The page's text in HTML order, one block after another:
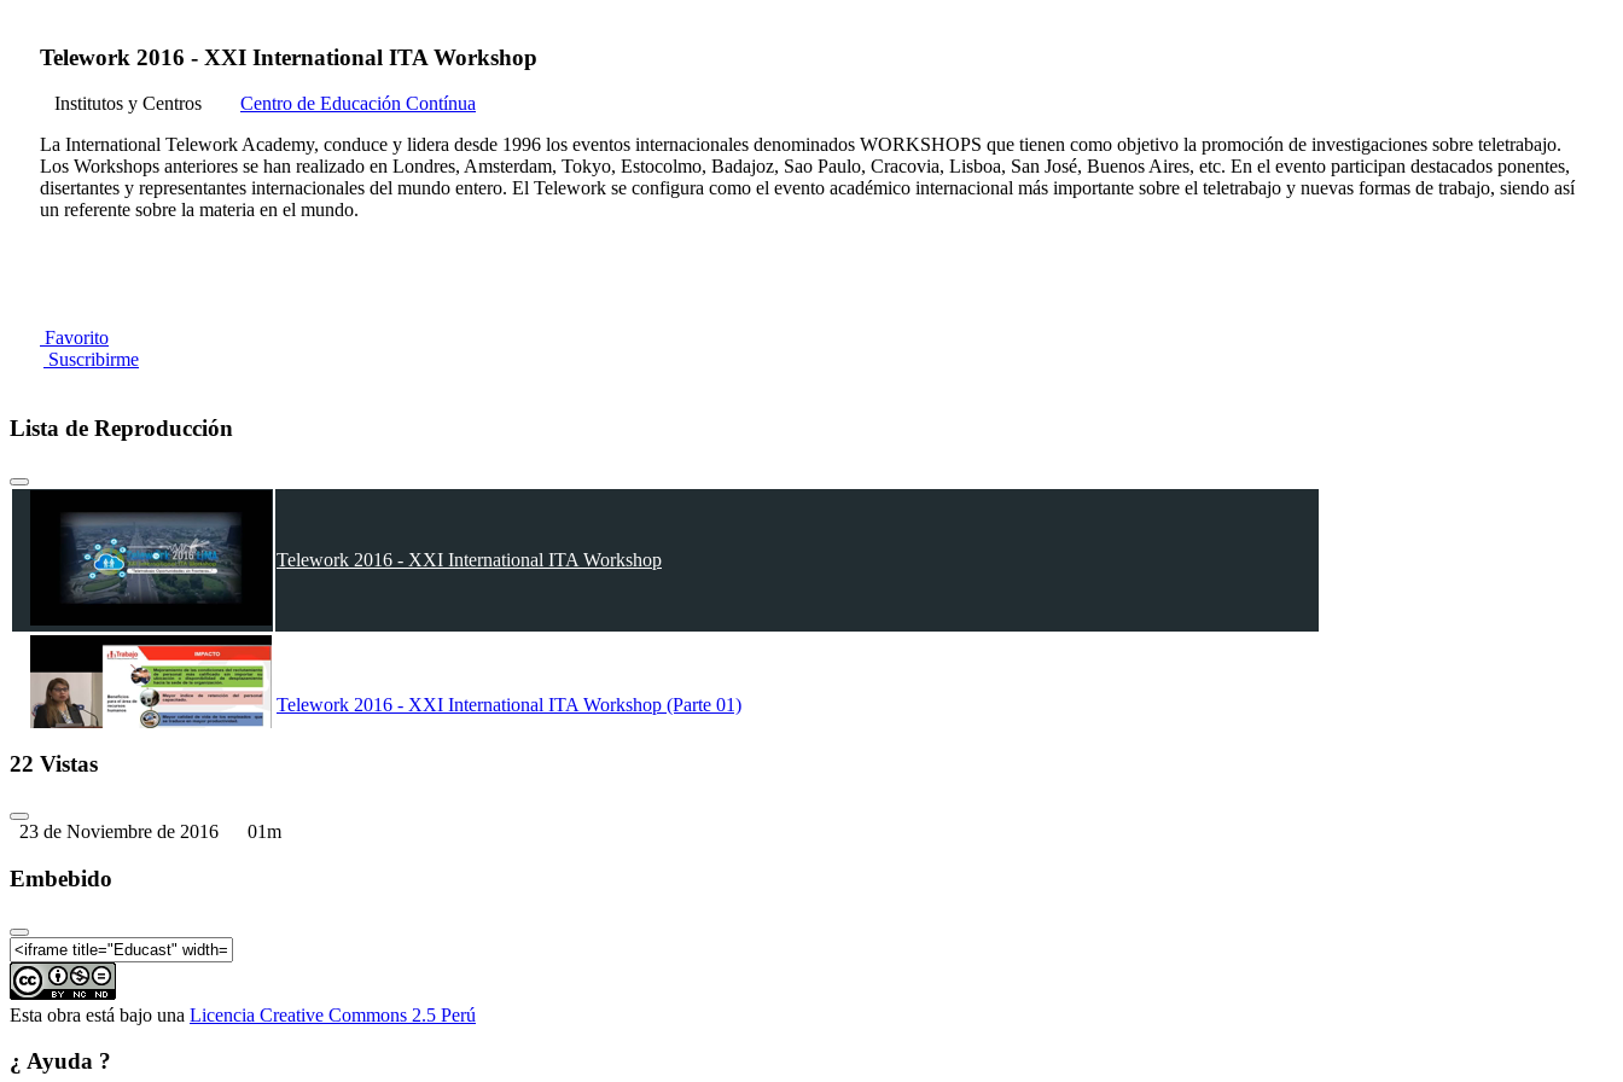
Telework 2016 - XXI International ITA Workshop
Institutos y Centros
Centro de Educación Contínua
La International Telework Academy, conduce y lidera desde 1996 los eventos internacionales denominados WORKSHOPS que tienen como objetivo la promoción de investigaciones sobre teletrabajo.
Los Workshops anteriores se han realizado en Londres, Amsterdam, Tokyo, Estocolmo, Badajoz, Sao Paulo, Cracovia, Lisboa, San José, Buenos Aires, etc. En el evento participan destacados ponentes,
disertantes y representantes internacionales del mundo entero. El Telework se configura como el evento académico internacional más importante sobre el teletrabajo y nuevas formas de trabajo, siendo así
un referente sobre la materia en el mundo.
Favorito
Suscribirme
Lista de Reproducción
Telework 2016 - XXI International ITA Workshop
Telework 2016 - XXI International ITA Workshop (Parte 01)
22 Vistas
23 de Noviembre de 2016 01m
Embebido
Esta obra está bajo una Licencia Creative Commons 2.5 Perú
¿ Ayuda ?